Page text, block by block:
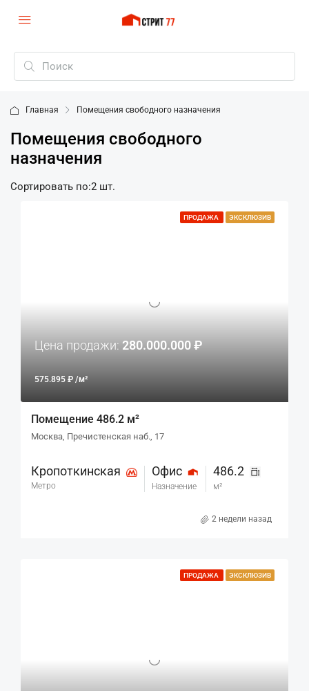
Главная Помещения свободного назначения
Помещения свободного
назначения
2 шт.
Сортировать по:
ПРОДАЖА ЭКСКЛЮЗИВ
Цена продажи: 280.000.000 ₽
575.895 ₽ /м²
Помещение 486.2 м²
Москва, Пречистенская наб., 17
Кропоткинская
Метро
Офис
Назначение
486.2
м²
2 недели назад
ПРОДАЖА ЭКСКЛЮЗИВ